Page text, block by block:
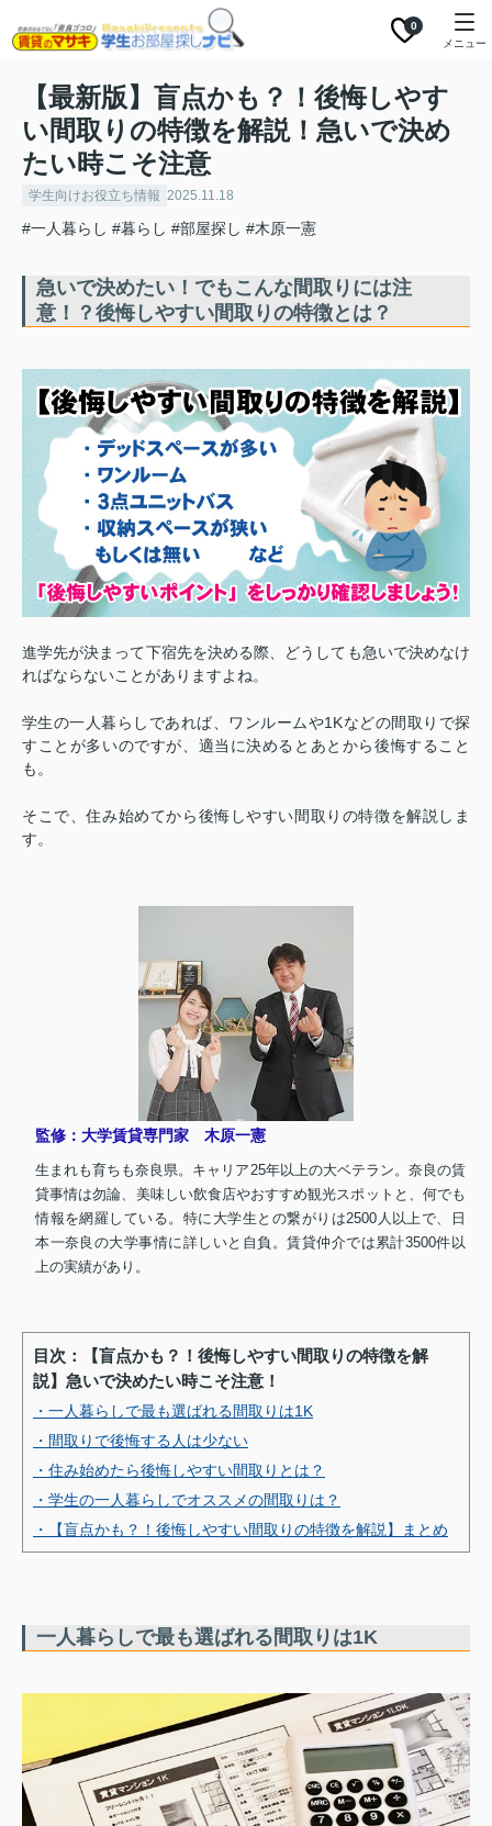
0
メニュー
【最新版】盲点かも？！後悔しやす
い間取りの特徴を解説！急いで決め
たい時こそ注意
学生向けお役立ち情報 2025.11.18
#一人暮らし #暮らし #部屋探し #木原一憲
急いで決めたい！でもこんな間取りには注
意！？後悔しやすい間取りの特徴とは？
進学先が決まって下宿先を決める際、どうしても急いで決めなけ
ればならないことがありますよね。
学生の一人暮らしであれば、ワンルームや1Kなどの間取りで探
すことが多いのですが、適当に決めるとあとから後悔すること
も。
そこで、住み始めてから後悔しやすい間取りの特徴を解説しま
す。
監修：大学賃貸専門家 木原一憲
生まれも育ちも奈良県。キャリア25年以上の大ベテラン。奈良の賃
貸事情は勿論、美味しい飲食店やおすすめ観光スポットと、何でも
情報を網羅している。特に大学生との繋がりは2500人以上で、日
本一奈良の大学事情に詳しいと自負。賃貸仲介では累計3500件以
上の実績があり。
目次：【盲点かも？！後悔しやすい間取りの特徴を解
説】急いで決めたい時こそ注意！
・一人暮らしで最も選ばれる間取りは1K
・間取りで後悔する人は少ない
・住み始めたら後悔しやすい間取りとは？
・学生の一人暮らしでオススメの間取りは？
・【盲点かも？！後悔しやすい間取りの特徴を解説】まとめ
一人暮らしで最も選ばれる間取りは1K